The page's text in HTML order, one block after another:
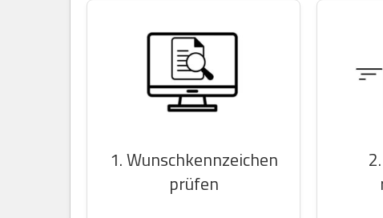
1. Wunschkennzeichen
prüfen